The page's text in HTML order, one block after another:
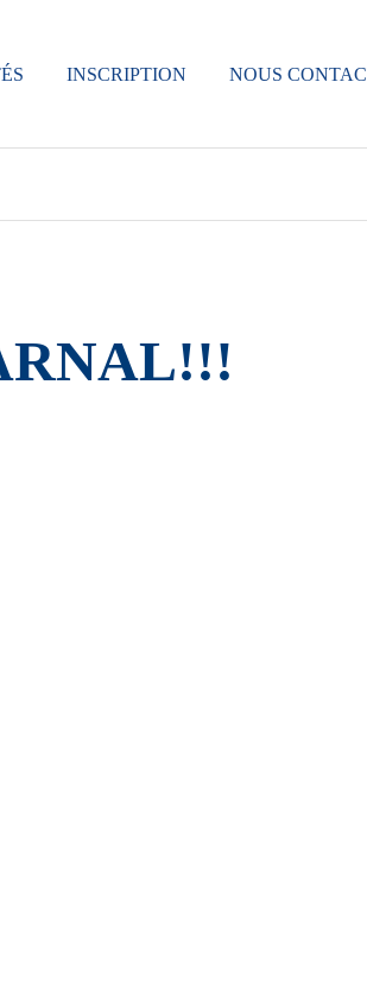
INSCRIPTION NOUS